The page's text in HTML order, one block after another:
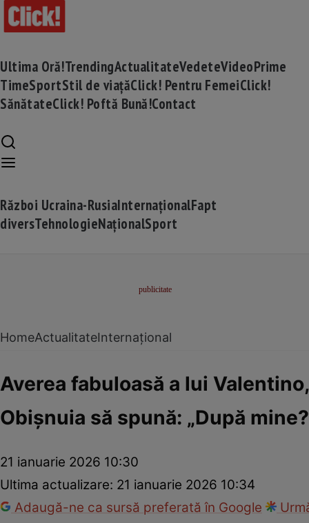
Ultima Oră!TrendingActualitateVedeteVideoPrime
TimeSportStil de viațăClick! Pentru FemeiClick!
SănătateClick! Poftă Bună!Contact
Război Ucraina-RusiaInternaționalFapt
diversTehnologieNaționalSport
HomeActualitateInternațional
Averea fabuloasă a lui
Obișnuia să spună: „După
21 ianuarie 2026 10:30
Ultima actualizare: 21 ianuarie 2026 10:34
Adaugă-ne ca sursă preferată în Google